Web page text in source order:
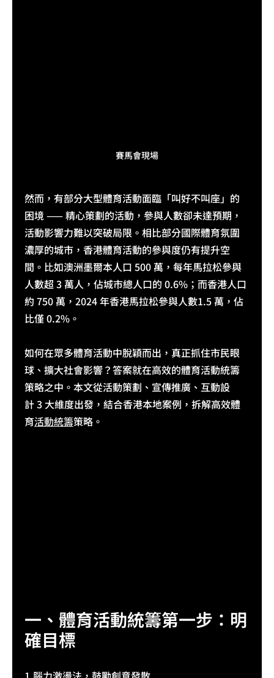
賽馬會現場
然而，有部分大型體育活動面臨「叫好不叫座」的
困境 —— 精心策劃的活動，參與人數卻未達預期，
活動影響力難以突破局限。相比部分國際體育氛圍
濃厚的城市，香港體育活動的參與度仍有提升空
間。比如澳洲墨爾本人口 500 萬，每年馬拉松參與
人數超 3 萬人，佔城市總人口的 0.6%；而香港人口
約 750 萬，2024 年香港馬拉松參與人數1.5 萬，佔
比僅 0.2%。
如何在眾多體育活動中脫穎而出，真正抓住市民眼
球、擴大社會影響？答案就在高效的體育活動統籌
策略之中。本文從活動策劃、宣傳推廣、互動設
計 3 大維度出發，結合香港本地案例，拆解高效體
育活動統籌策略。
一、體育活動統籌第一步：明
確目標